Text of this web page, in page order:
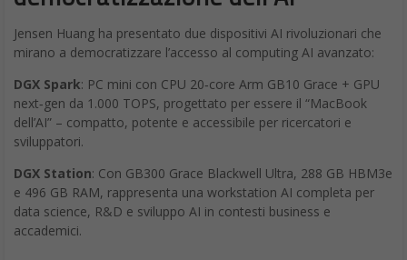
Jensen Huang ha presentato due dispositivi AI rivoluzionari che
mirano a democratizzare l’accesso al computing AI avanzato:
DGX Spark: PC mini con CPU 20‑core Arm GB10 Grace + GPU
next‑gen da 1.000 TOPS, progettato per essere il “MacBook
dell’AI” – compatto, potente e accessibile per ricercatori e
sviluppatori.
DGX Station: Con GB300 Grace Blackwell Ultra, 288 GB HBM3e
e 496 GB RAM, rappresenta una workstation AI completa per
data science, R&D e sviluppo AI in contesti business e
accademici.